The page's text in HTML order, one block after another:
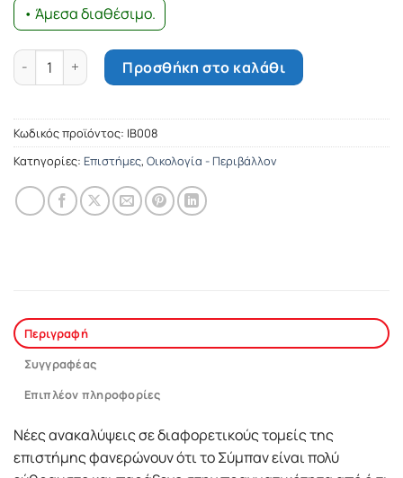
• Άμεσα διαθέσιμο.
Τέλος. Κοσμικές καταστροφές και η μοίρα του σύμπαντος
Προσθήκη στο καλάθι
Κωδικός προϊόντος: ΙΒ008
Κατηγορίες: Επιστήμες, Οικολογία - Περιβάλλον
Περιγραφή
Συγγραφέας
Επιπλέον πληροφορίες
Νέες ανακαλύψεις σε διαφορετικούς τομείς της
επιστήμης φανερώνουν ότι το Σύμπαν είναι πολύ